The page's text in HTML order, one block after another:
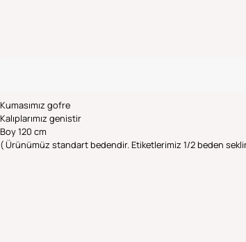
Kumasımız gofre
Kalıplarımız genistir
Boy 120 cm
( Ürünümüz standart bedendir. Etiketlerimiz 1/2 beden